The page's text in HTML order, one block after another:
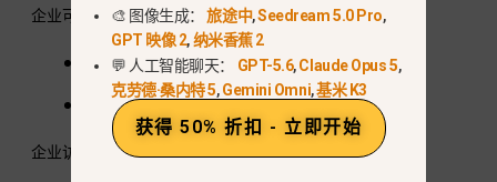
企业可通过以下方式获取 Gemini 3 Flash：
顶点人工智能
双子座企业
企业访问是 带薪和合同
🎨 图像生成：旅途中,Seedream 5.0 Pro,
GPT 映像 2,纳米香蕉 2
💬 人工智能聊天： GPT-5.6,Claude Opus 5,
克劳德·桑内特 5,Gemini Omni,基米 K3
获得 50% 折扣 - 立即开始